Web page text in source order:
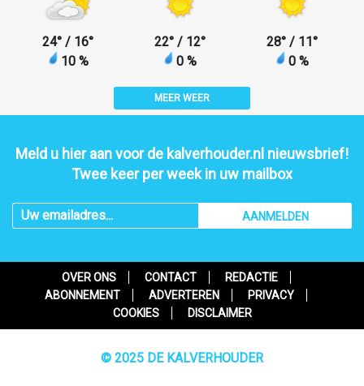
24° / 16°
10 %
22° / 12°
0 %
28° / 11°
0 %
MEER WEER
Meld u hier aan voor de kalverhouder.nl nieuwsbrief!
Twee keer per week in uw mailbox
AANMELDEN
OVER ONS CONTACT
REDACTIE
ABONNEMENT
ADVERTEREN
PRIVACY
COOKIES
DISCLAIMER
© 2025 DE KALVERHOUDER